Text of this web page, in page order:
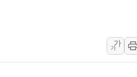
與 "세제개편안 8월
경인고속도로서 차량
가
가